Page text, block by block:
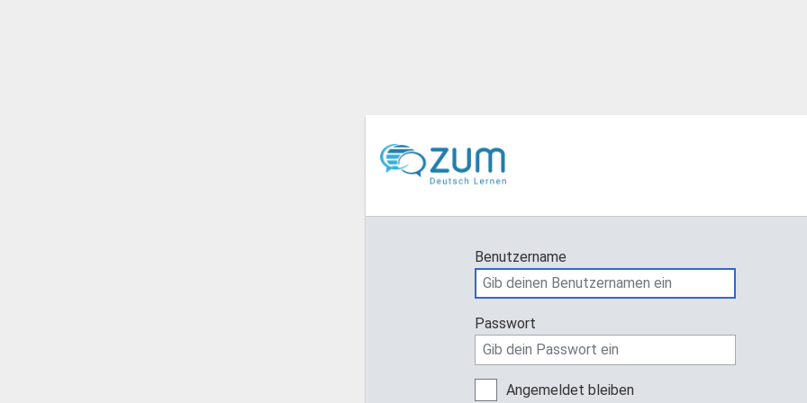
Benutzername
Passwort
Angemeldet bleiben